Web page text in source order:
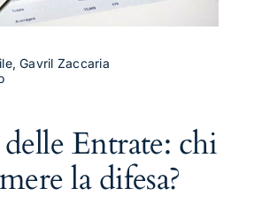
Gavril Zaccaria
Entrate: chi
la difesa?